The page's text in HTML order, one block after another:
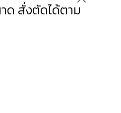
ด สั่งตัดได้ตาม